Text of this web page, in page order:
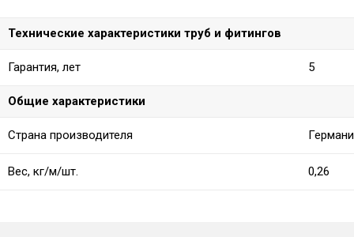
Технические характеристики труб и фитингов
Гарантия, лет 5
Общие характеристики
Страна производителя
Вес, кг/м/шт. 0,26